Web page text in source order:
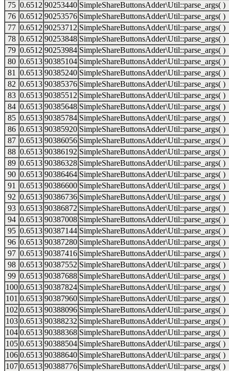
75 0.6512 90253440 SimpleShareButtonsAdder\Util::parse_args( )
76 0.6512 90253576 SimpleShareButtonsAdder\Util::parse_args( )
77 0.6512 90253712 SimpleShareButtonsAdder\Util::parse_args( )
78 0.6512 90253848 SimpleShareButtonsAdder\Util::parse_args( )
79 0.6512 90253984 SimpleShareButtonsAdder\Util::parse_args( )
80 0.6513 90385104 SimpleShareButtonsAdder\Util::parse_args( )
81
0.6513 90385240 SimpleShareButtonsAdder\Util::parse_args( )
82 0.6513 90385376 SimpleShareButtonsAdder\Util::parse_args( )
83 0.6513 90385512 SimpleShareButtonsAdder\Util::parse_args( )
84 0.6513 90385648 SimpleShareButtonsAdder\Util::parse_args( )
85 0.6513 90385784 SimpleShareButtonsAdder\Util::parse_args( )
86 0.6513 90385920 SimpleShareButtonsAdder\Util::parse_args( )
87 0.6513 90386056 SimpleShareButtonsAdder\Util::parse_args( )
88 0.6513 90386192 SimpleShareButtonsAdder\Util::parse_args( )
89 0.6513 90386328 SimpleShareButtonsAdder\Util::parse_args( )
90 0.6513 90386464 SimpleShareButtonsAdder\Util::parse_args( )
91
0.6513 90386600 SimpleShareButtonsAdder\Util::parse_args( )
92 0.6513 90386736 SimpleShareButtonsAdder\Util::parse_args( )
93 0.6513 90386872 SimpleShareButtonsAdder\Util::parse_args( )
94 0.6513 90387008 SimpleShareButtonsAdder\Util::parse_args( )
95 0.6513 90387144 SimpleShareButtonsAdder\Util::parse_args( )
96 0.6513 90387280 SimpleShareButtonsAdder\Util::parse_args( )
97 0.6513 90387416 SimpleShareButtonsAdder\Util::parse_args( )
98 0.6513 90387552 SimpleShareButtonsAdder\Util::parse_args( )
99 0.6513 90387688 SimpleShareButtonsAdder\Util::parse_args( )
100 0.6513 90387824 SimpleShareButtonsAdder\Util::parse_args( )
101 0.6513 90387960 SimpleShareButtonsAdder\Util::parse_args( )
102 0.6513 90388096 SimpleShareButtonsAdder\Util::parse_args( )
103 0.6513 90388232 SimpleShareButtonsAdder\Util::parse_args( )
104 0.6513 90388368 SimpleShareButtonsAdder\Util::parse_args( )
105 0.6513 90388504 SimpleShareButtonsAdder\Util::parse_args( )
106 0.6513 90388640 SimpleShareButtonsAdder\Util::parse_args( )
107 0.6513 90388776 SimpleShareButtonsAdder\Util::parse_args( )